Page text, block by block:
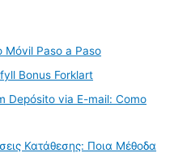
Móvil Paso a Paso
Bonus Forklart
Depósito via E-mail: Como
Κατάθεσης: Ποια Μέθοδα